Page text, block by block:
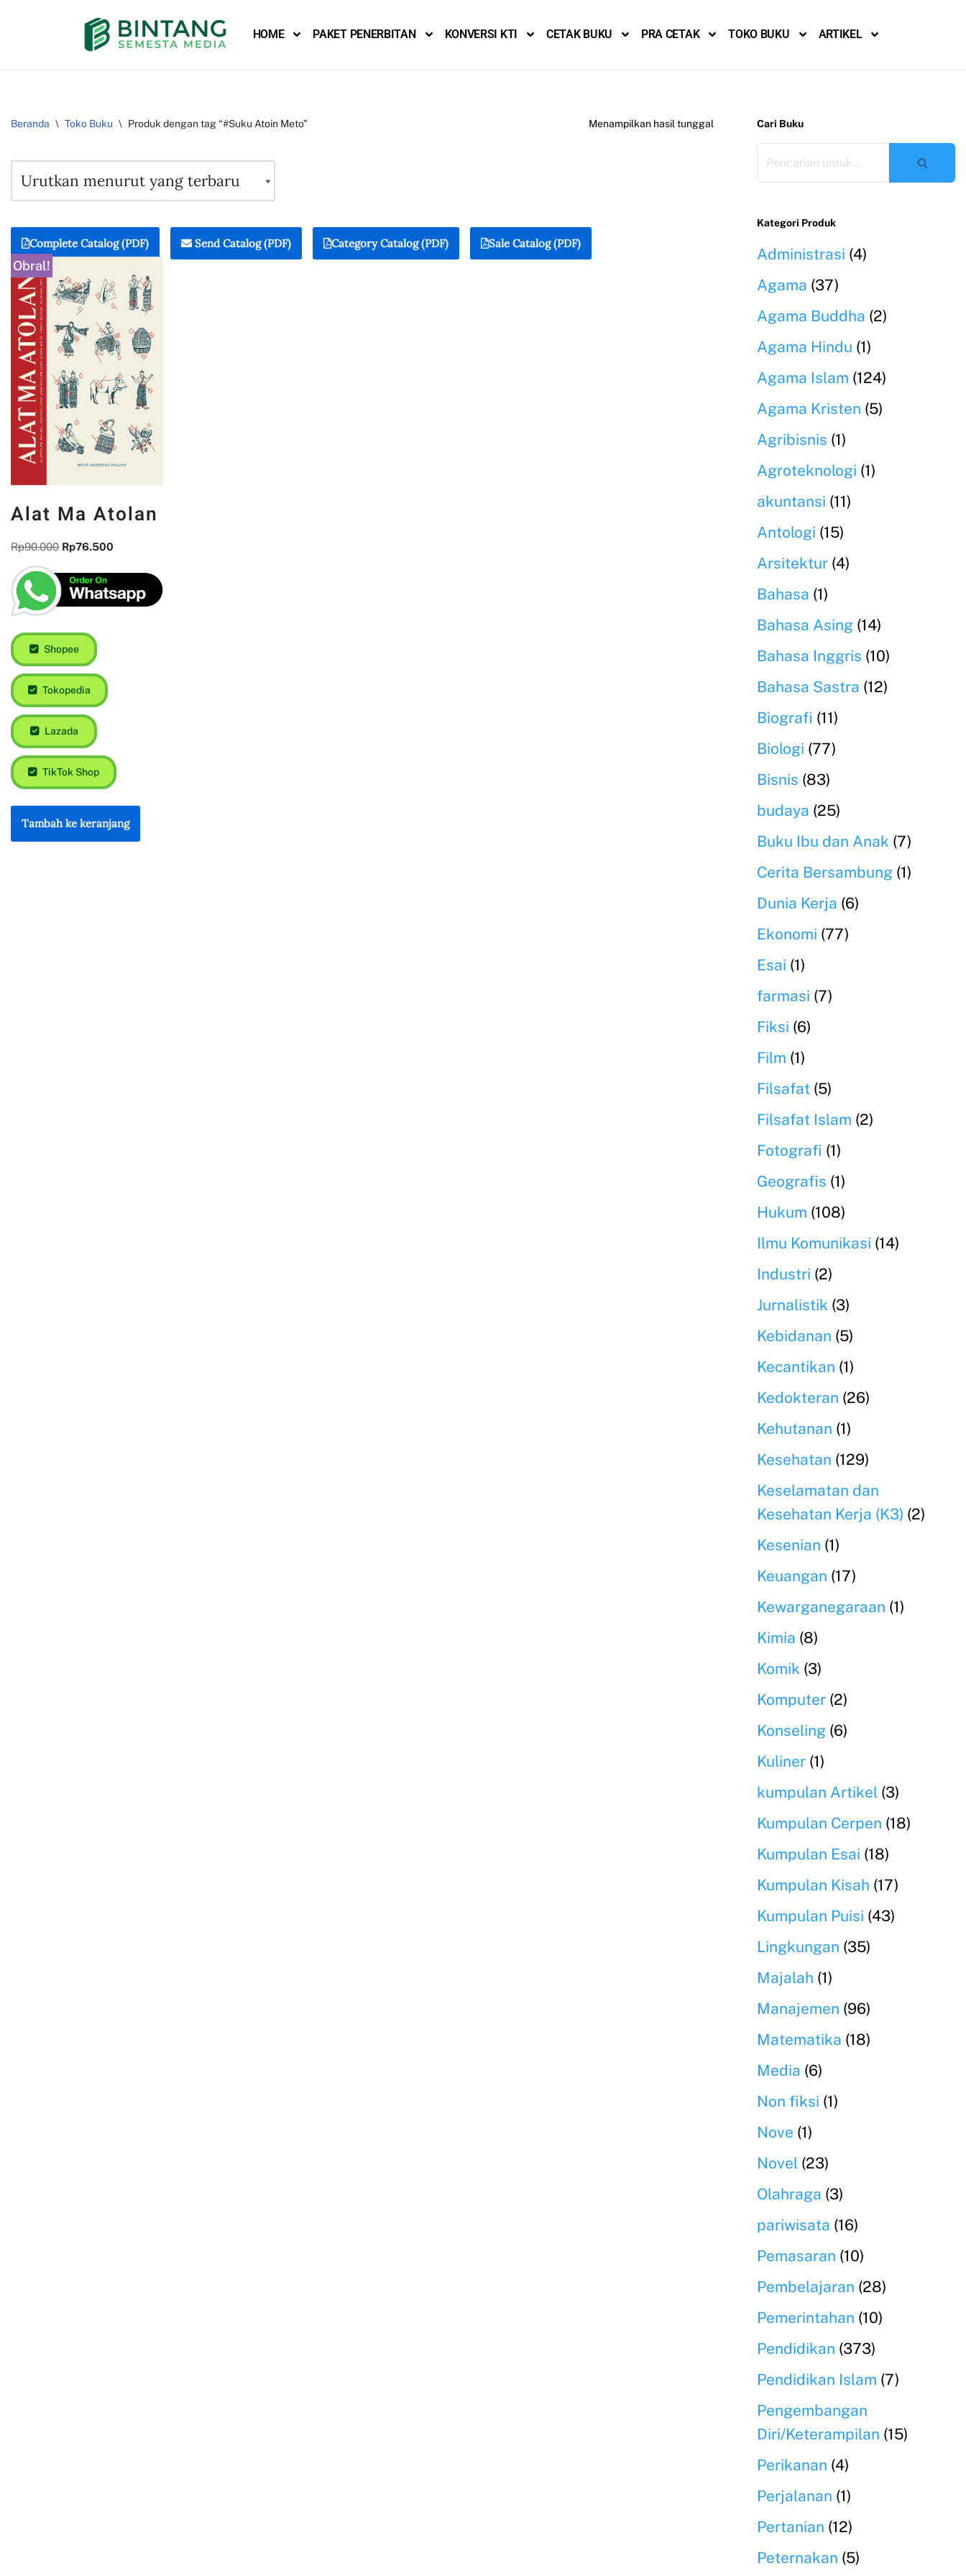
HOME PAKET PENERBITAN KONVERSI KTI CETAK BUKU PRA CETAK TOKO BUKU ARTIKEL
Beranda \ Toko Buku \ Produk dengan tag “#Suku Atoin Meto” Menampilkan hasil tunggal
Complete Catalog (PDF) Send Catalog (PDF) Category Catalog (PDF) Sale Catalog (PDF)
Obral!
Alat Ma Atolan
Rp90.000 Rp76.500
Shopee
Tokopedia
Lazada
TikTok Shop
Tambah ke keranjang
Cari Buku
Kategori Produk
Administrasi (4)
Agama (37)
Agama Buddha (2)
Agama Hindu (1)
Agama Islam (124)
Agama Kristen (5)
Agribisnis (1)
Agroteknologi (1)
akuntansi (11)
Antologi (15)
Arsitektur (4)
Bahasa (1)
Bahasa Asing (14)
Bahasa Inggris (10)
Bahasa Sastra (12)
Biografi (11)
Biologi (77)
Bisnis (83)
budaya (25)
Buku Ibu dan Anak (7)
Cerita Bersambung (1)
Dunia Kerja (6)
Ekonomi (77)
Esai (1)
farmasi (7)
Fiksi (6)
Film (1)
Filsafat (5)
Filsafat Islam (2)
Fotografi (1)
Geografis (1)
Hukum (108)
Ilmu Komunikasi (14)
Industri (2)
Jurnalistik (3)
Kebidanan (5)
Kecantikan (1)
Kedokteran (26)
Kehutanan (1)
Kesehatan (129)
Keselamatan dan
Kesehatan Kerja (K3) (2)
Kesenian (1)
Keuangan (17)
Kewarganegaraan (1)
Kimia (8)
Komik (3)
Komputer (2)
Konseling (6)
Kuliner (1)
kumpulan Artikel (3)
Kumpulan Cerpen (18)
Kumpulan Esai (18)
Kumpulan Kisah (17)
Kumpulan Puisi (43)
Lingkungan (35)
Majalah (1)
Manajemen (96)
Matematika (18)
Media (6)
Non fiksi (1)
Nove (1)
Novel (23)
Olahraga (3)
pariwisata (16)
Pemasaran (10)
Pembelajaran (28)
Pemerintahan (10)
Pendidikan (373)
Pendidikan Islam (7)
Pengembangan
Diri/Keterampilan (15)
Perikanan (4)
Perjalanan (1)
Pertanian (12)
Peternakan (5)